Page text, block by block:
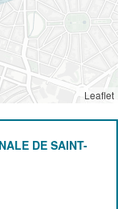
Leaflet
DE SAINT-